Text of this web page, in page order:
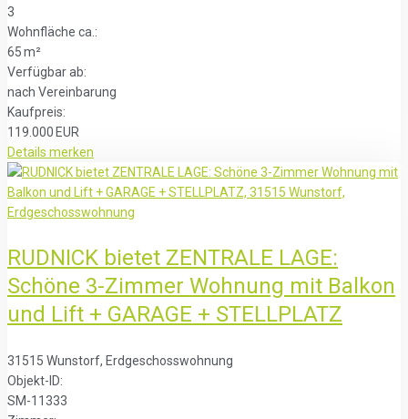
3
Wohnfläche ca.:
65 m²
Verfügbar ab:
nach Vereinbarung
Kaufpreis:
119.000 EUR
Details merken
RUDNICK bietet ZENTRALE LAGE:
Schöne 3-Zimmer Wohnung mit Balkon
und Lift + GARAGE + STELLPLATZ
31515 Wunstorf, Erdgeschosswohnung
Objekt-ID:
SM-11333